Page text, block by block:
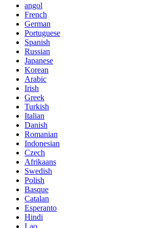
angol
French
German
Portuguese
Spanish
Russian
Japanese
Korean
Arabic
Irish
Greek
Turkish
Italian
Danish
Romanian
Indonesian
Czech
Afrikaans
Swedish
Polish
Basque
Catalan
Esperanto
Hindi
Lao